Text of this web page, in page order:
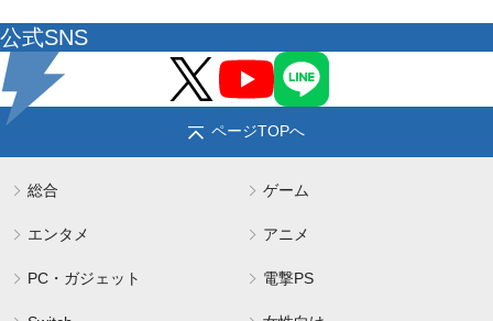
公式SNS
ページTOPへ
総合 ゲーム
エンタメ アニメ
PC・ガジェット 電撃PS